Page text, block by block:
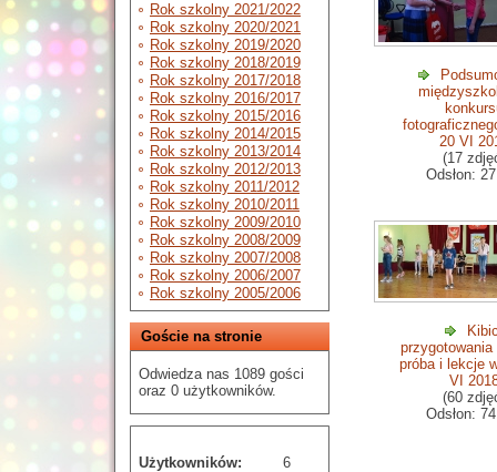
Rok szkolny 2021/2022
Rok szkolny 2020/2021
Rok szkolny 2019/2020
Rok szkolny 2018/2019
Rok szkolny 2017/2018
Rok szkolny 2016/2017
Rok szkolny 2015/2016
Rok szkolny 2014/2015
Rok szkolny 2013/2014
Rok szkolny 2012/2013
Rok szkolny 2011/2012
Rok szkolny 2010/2011
Rok szkolny 2009/2010
Rok szkolny 2008/2009
Rok szkolny 2007/2008
Rok szkolny 2006/2007
Rok szkolny 2005/2006
Goście na stronie
Odwiedza nas 1089 gości
oraz 0 użytkowników.
Użytkowników:
6
20 VI
(17
Odsłon:
przygotowania
próba i lekcje
VI
(60
Odsłon: